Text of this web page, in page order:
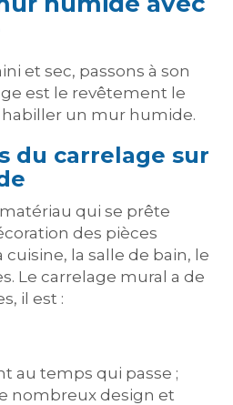
et sec, passons à son
est le revêtement le
un mur humide.
du carrelage sur
qui se prête
des pièces
la salle de bain, le
Le carrelage mural a de
il est :
au temps qui passe ;
nombreux design et